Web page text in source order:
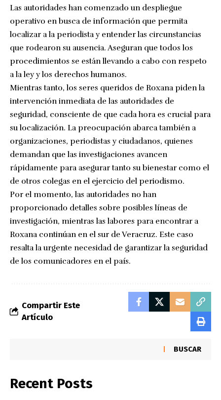
Las autoridades han comenzado un despliegue
operativo en busca de información que permita
localizar a la periodista y entender las circunstancias
que rodearon su ausencia. Aseguran que todos los
procedimientos se están llevando a cabo con respeto
a la ley y los derechos humanos.
Mientras tanto, los seres queridos de Roxana piden la
intervención inmediata de las autoridades de
seguridad, consciente de que cada hora es crucial para
su localización. La preocupación abarca también a
organizaciones, periodistas y ciudadanos, quienes
demandan que las investigaciones avancen
rápidamente para asegurar tanto su bienestar como el
de otros colegas en el ejercicio del periodismo.
Por el momento, las autoridades no han
proporcionado detalles sobre posibles líneas de
investigación, mientras las labores para encontrar a
Roxana continúan en el sur de Veracruz. Este caso
resalta la urgente necesidad de garantizar la seguridad
de los comunicadores en el país.
Compartir Este
Artículo
BUSCAR
Recent Posts